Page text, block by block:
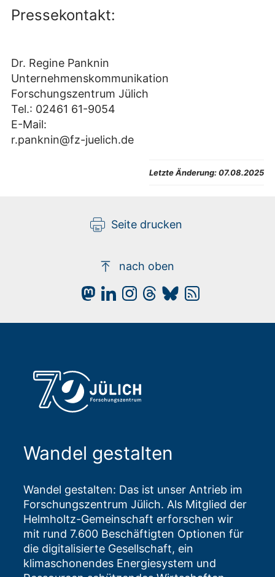
Pressekontakt:
Dr. Regine Panknin
Unternehmenskommunikation
Forschungszentrum Jülich
Tel.: 02461 61-9054
E-Mail:
r.panknin@fz-juelich.de
Letzte Änderung:07.08.2025
Seite drucken
nach oben
Wandel gestalten
Wandel gestalten: Das ist unser Antrieb im
Forschungszentrum Jülich. Als Mitglied der
Helmholtz-Gemeinschaft erforschen wir
mit rund 7.600 Beschäftigten Optionen für
die digitalisierte Gesellschaft, ein
klimaschonendes Energiesystem und